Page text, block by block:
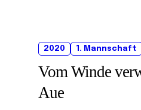
2020 1. Mannschaft
Vom Winde
Aue